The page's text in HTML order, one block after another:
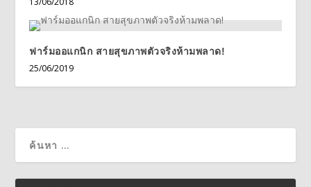
ฟาร์มออแกนิก สายสุขภาพตัวจริงห้ามพลาด!
25/06/2019